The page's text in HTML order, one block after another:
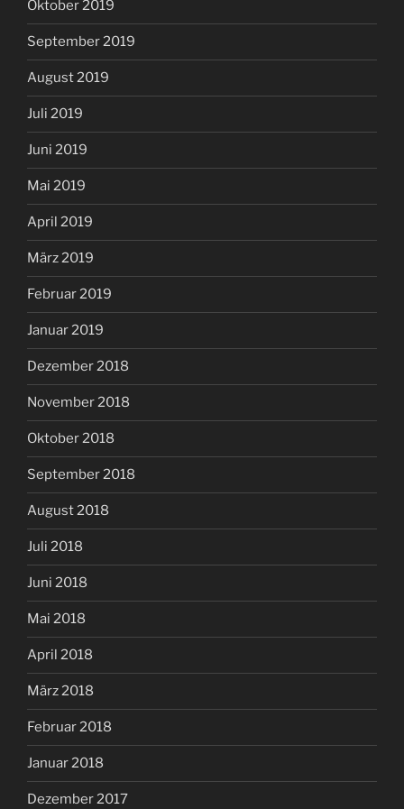
Oktober 2019
September 2019
August 2019
Juli 2019
Juni 2019
Mai 2019
April 2019
März 2019
Februar 2019
Januar 2019
Dezember 2018
November 2018
Oktober 2018
September 2018
August 2018
Juli 2018
Juni 2018
Mai 2018
April 2018
März 2018
Februar 2018
Januar 2018
Dezember 2017